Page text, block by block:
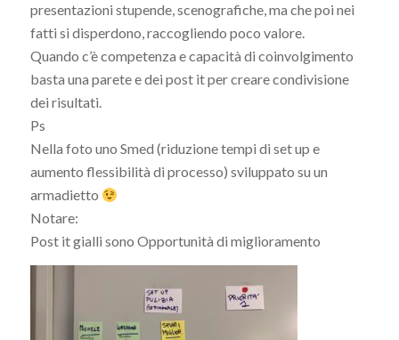
presentazioni stupende, scenografiche, ma che poi nei
fatti si disperdono, raccogliendo poco valore.
Quando c’è competenza e capacità di coinvolgimento
basta una parete e dei post it per creare condivisione
dei risultati.
Ps
Nella foto uno Smed (riduzione tempi di set up e
aumento flessibilità di processo) sviluppato su un
armadietto
Notare:
Post it gialli sono Opportunità di miglioramento